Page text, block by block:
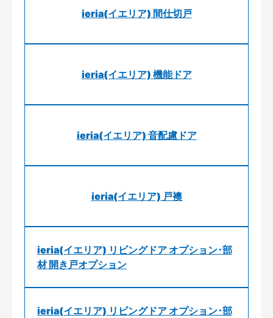
ieria(イエリア) 間仕切戸
ieria(イエリア) 機能ドア
ieria(イエリア) 音配慮ドア
ieria(イエリア) 戸襖
ieria(イエリア) リビングドア オプション･部
材 開き戸オプション
ieria(イエリア) リビングドア オプション･部